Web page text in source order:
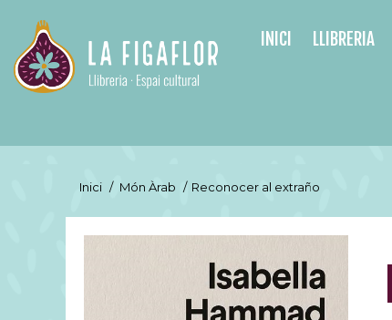
INICI LLIBRERIA
Inici / Món Àrab / Reconocer al extraño